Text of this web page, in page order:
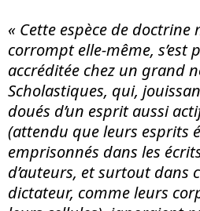
« Cette espèce de doctrine
corrompt elle-même, s’est
accréditée chez un grand
Scholastiques, qui,
doués d’un esprit aussi
(attendu que leurs esprits
emprisonnés dans les
d’auteurs, et surtout dans
dictateur, comme leurs